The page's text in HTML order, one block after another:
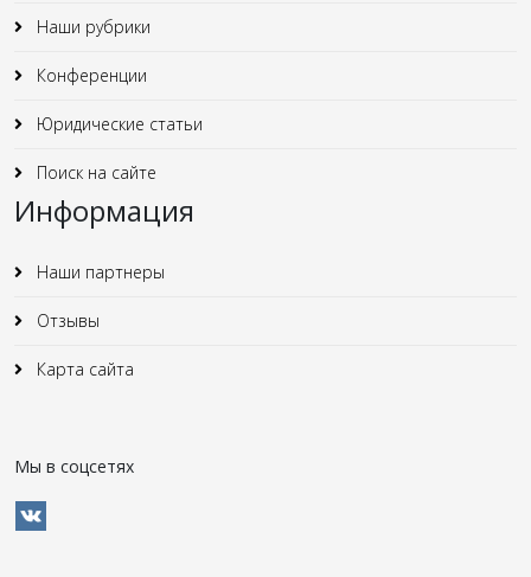
Наши рубрики
Конференции
Юридические статьи
Поиск на сайте
Информация
Наши партнеры
Отзывы
Карта сайта
Мы в соцсетях